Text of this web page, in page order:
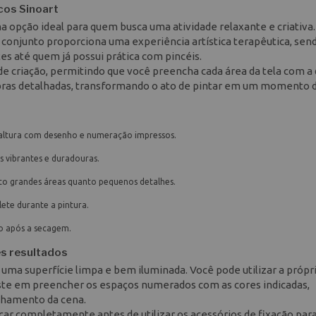
Sinoart
opção ideal para quem busca uma atividade relaxante e
proporciona uma experiência artística terapêutica,
até quem já possui prática com pincéis.
criação, permitindo que você preencha cada área da tela com a
detalhadas, transformando o ato de pintar em um momento
com desenho e numeração impressos.
e duradouras.
grandes áreas quanto pequenos detalhes.
durante a pintura.
a secagem.
resultados
superfície limpa e bem iluminada. Você pode utilizar a
em preencher os espaços numerados com as cores indicadas,
da cena.